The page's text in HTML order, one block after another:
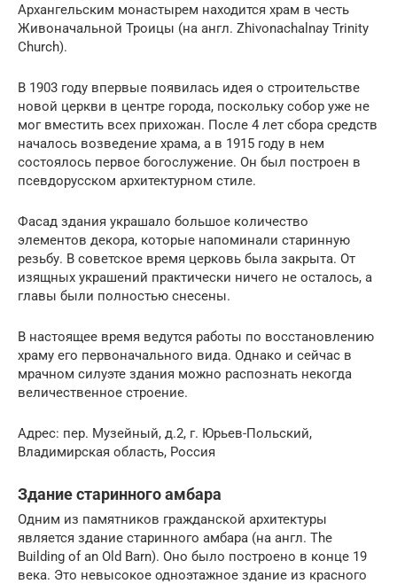
Архангельским монастырем находится храм в честь
Живоначальной Троицы (на англ. Zhivonachalnay Trinity
Church).
В 1903 году впервые появилась идея о строительстве
новой церкви в центре города, поскольку собор уже не
мог вместить всех прихожан. После 4 лет сбора средств
началось возведение храма, а в 1915 году в нем
состоялось первое богослужение. Он был построен в
псевдорусском архитектурном стиле.
Фасад здания украшало большое количество
элементов декора, которые напоминали старинную
резьбу. В советское время церковь была закрыта. От
изящных украшений практически ничего не осталось, а
главы были полностью снесены.
В настоящее время ведутся работы по восстановлению
храму его первоначального вида. Однако и сейчас в
мрачном силуэте здания можно распознать некогда
величественное строение.
Адрес: пер. Музейный, д.2, г. Юрьев-Польский,
Владимирская область, Россия
Здание старинного амбара
Одним из памятников гражданской архитектуры
является здание старинного амбара (на англ. The
Building of an Old Barn). Оно было построено в конце 19
века. Это невысокое одноэтажное здание из красного